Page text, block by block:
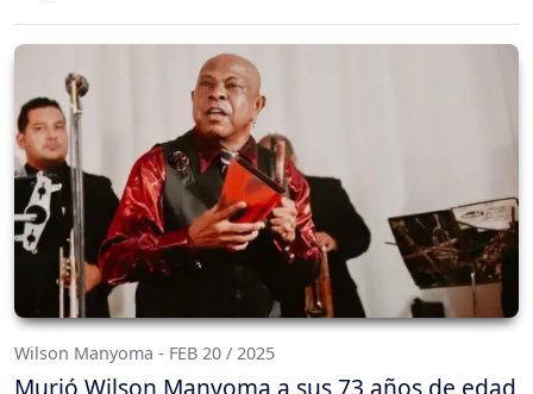
Wilson Manyoma - FEB 20 / 2025
Murió Wilson Manyoma a sus 73 años de edad